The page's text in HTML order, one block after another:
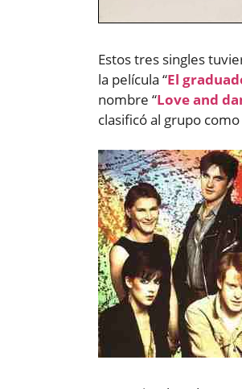
Estos tres singles
la película “El
nombre “Love and
clasificó al grupo